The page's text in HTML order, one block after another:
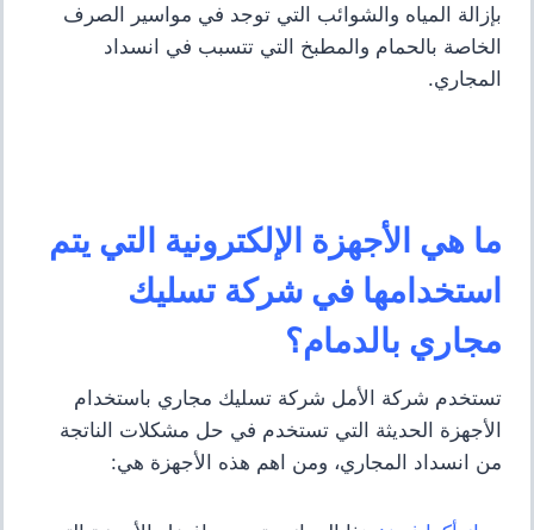
بإزالة المياه والشوائب التي توجد في مواسير الصرف
الخاصة بالحمام والمطبخ التي تتسبب في انسداد
المجاري.
ما هي الأجهزة الإلكترونية التي يتم
استخدامها في شركة تسليك
مجاري بالدمام؟
تستخدم شركة الأمل شركة تسليك مجاري باستخدام
الأجهزة الحديثة التي تستخدم في حل مشكلات الناتجة
من انسداد المجاري، ومن اهم هذه الأجهزة هي: